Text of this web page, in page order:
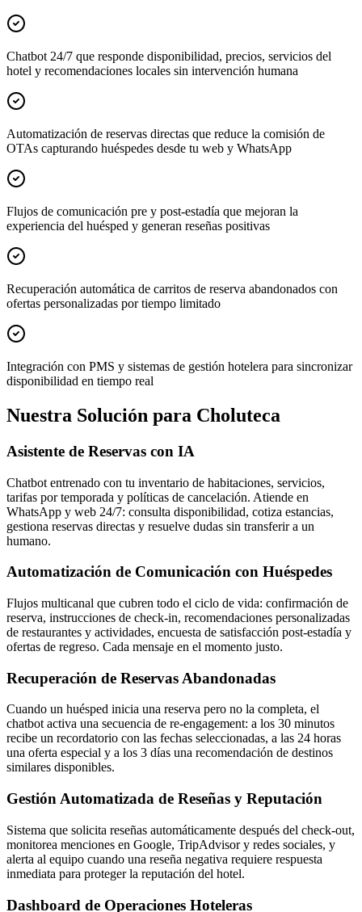
Chatbot 24/7 que responde disponibilidad, precios, servicios del
hotel y recomendaciones locales sin intervención humana
Automatización de reservas directas que reduce la comisión de
OTAs capturando huéspedes desde tu web y WhatsApp
Flujos de comunicación pre y post-estadía que mejoran la
experiencia del huésped y generan reseñas positivas
Recuperación automática de carritos de reserva abandonados con
ofertas personalizadas por tiempo limitado
Integración con PMS y sistemas de gestión hotelera para sincronizar
disponibilidad en tiempo real
Nuestra Solución para Choluteca
Asistente de Reservas con IA
Chatbot entrenado con tu inventario de habitaciones, servicios,
tarifas por temporada y políticas de cancelación. Atiende en
WhatsApp y web 24/7: consulta disponibilidad, cotiza estancias,
gestiona reservas directas y resuelve dudas sin transferir a un
humano.
Automatización de Comunicación con Huéspedes
Flujos multicanal que cubren todo el ciclo de vida: confirmación de
reserva, instrucciones de check-in, recomendaciones personalizadas
de restaurantes y actividades, encuesta de satisfacción post-estadía y
ofertas de regreso. Cada mensaje en el momento justo.
Recuperación de Reservas Abandonadas
Cuando un huésped inicia una reserva pero no la completa, el
chatbot activa una secuencia de re-engagement: a los 30 minutos
recibe un recordatorio con las fechas seleccionadas, a las 24 horas
una oferta especial y a los 3 días una recomendación de destinos
similares disponibles.
Gestión Automatizada de Reseñas y Reputación
Sistema que solicita reseñas automáticamente después del check-out,
monitorea menciones en Google, TripAdvisor y redes sociales, y
alerta al equipo cuando una reseña negativa requiere respuesta
inmediata para proteger la reputación del hotel.
Dashboard de Operaciones Hoteleras